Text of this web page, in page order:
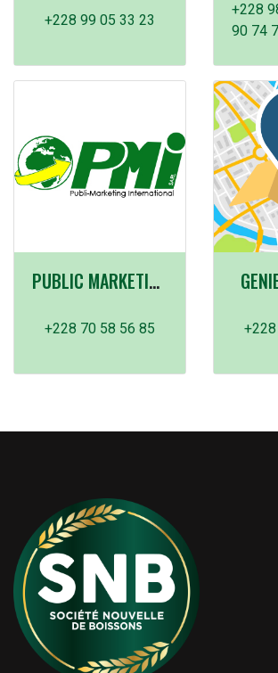
+228 99 05 33 23
+228
90 74
PUBLIC MARKETING INTERNATIONAL (PMI) SOKODE
+228 70 58 56 85